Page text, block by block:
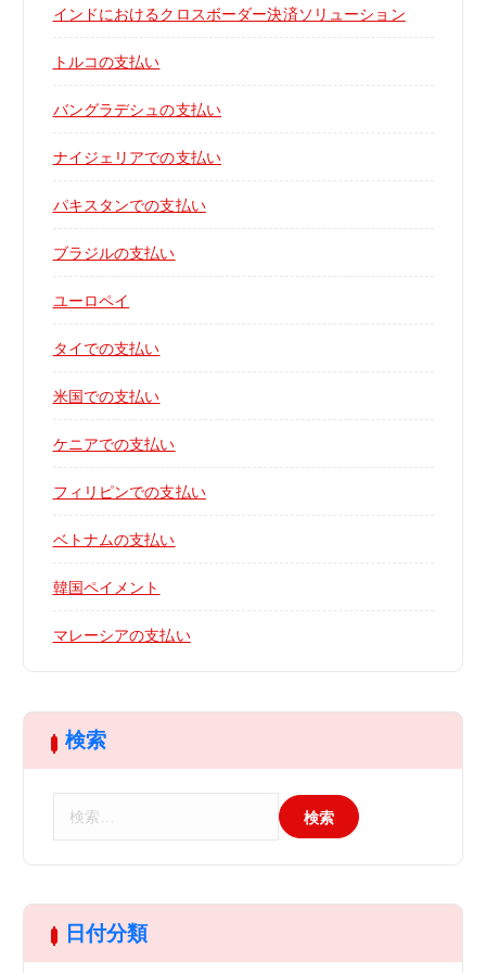
インドにおけるクロスボーダー決済ソリューション
トルコの支払い
バングラデシュの支払い
ナイジェリアでの支払い
パキスタンでの支払い
ブラジルの支払い
ユーロペイ
タイでの支払い
米国での支払い
ケニアでの支払い
フィリピンでの支払い
ベトナムの支払い
韓国ペイメント
マレーシアの支払い
検索
日付分類